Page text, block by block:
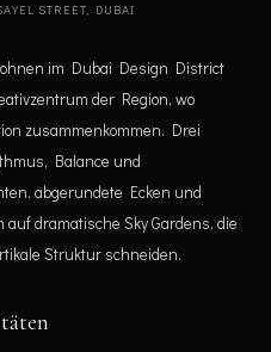
STREET, DUBAI
im Dubai Design District
der Region, wo
zusammenkommen. Drei
Balance und
abgerundete Ecken und
dramatische Sky Gardens, die
Struktur schneiden.